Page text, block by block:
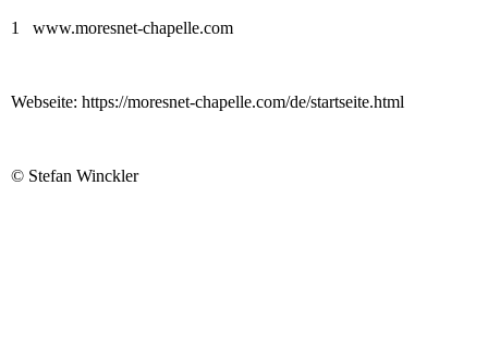
1 www.moresnet-chapelle.com
Webseite: https://moresnet-chapelle.com/de/startseite.html
© Stefan Winckler